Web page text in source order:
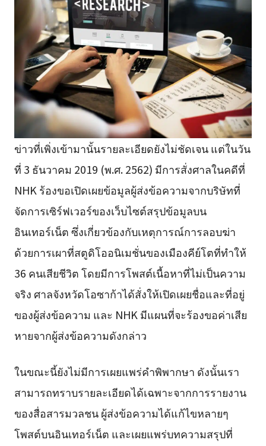
ข่าวที่เพิ่งเข้ามานั้นรายละเอียดยังไม่ชัดเจน แต่ในวัน
ที่ 3 ธันวาคม 2019 (พ.ศ. 2562) มีการสั่งศาลในคดีที่
NHK ร้องขอเปิดเผยข้อมูลผู้ส่งข้อความจากบริษัทที่
จัดการเซิร์ฟเวอร์ของเว็บไซต์สรุปข้อมูลบน
อินเทอร์เน็ต ซึ่งเกี่ยวข้องกับเหตุการณ์การลอบฆ่า
ด้วยการเผาที่สตูดิโออนิเมชั่นของเมืองคีย์โตที่ทำให้
36 คนเสียชีวิต โดยมีการโพสต์เนื้อหาที่ไม่เป็นความ
จริง ศาลจังหวัดโอซาก้าได้สั่งให้เปิดเผยชื่อและที่อยู่
ของผู้ส่งข้อความ และ NHK มีแผนที่จะร้องขอค่าเสีย
หายจากผู้ส่งข้อความดังกล่าว
ในขณะนี้ยังไม่มีการเผยแพร่คำพิพากษา ดังนั้นเรา
สามารถทราบรายละเอียดได้เฉพาะจากการรายงาน
ของสื่อสารมวลชน ผู้ส่งข้อความได้แก้ไขหลายๆ
โพสต์บนอินเทอร์เน็ต และเผยแพร่บทความสรุปที่